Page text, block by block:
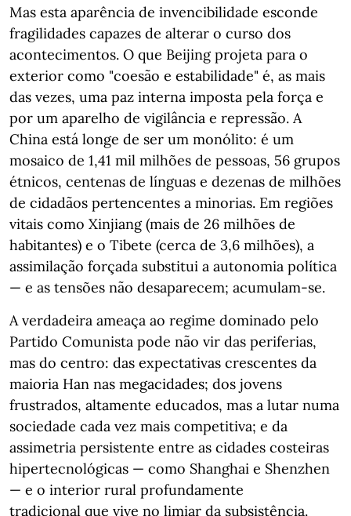
Mas esta aparência de invencibilidade esconde
fragilidades capazes de alterar o curso dos
acontecimentos. O que Beijing projeta para o
exterior como "coesão e estabilidade" é, as mais
das vezes, uma paz interna imposta pela força e
por um aparelho de vigilância e repressão. A
China está longe de ser um monólito: é um
mosaico de 1,41 mil milhões de pessoas, 56 grupos
étnicos, centenas de línguas e dezenas de milhões
de cidadãos pertencentes a minorias. Em regiões
vitais como Xinjiang (mais de 26 milhões de
habitantes) e o Tibete (cerca de 3,6 milhões), a
assimilação forçada substitui a autonomia política
— e as tensões não desaparecem; acumulam-se.
A verdadeira ameaça ao regime dominado pelo
Partido Comunista pode não vir das periferias,
mas do centro: das expectativas crescentes da
maioria Han nas megacidades; dos jovens
frustrados, altamente educados, mas a lutar numa
sociedade cada vez mais competitiva; e da
assimetria persistente entre as cidades costeiras
hipertecnológicas — como Shanghai e Shenzhen
— e o interior rural profundamente
tradicional que vive no limiar da subsistência.